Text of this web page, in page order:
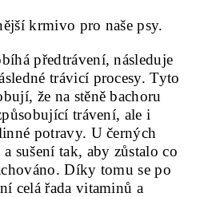
krmivo pro naše psy.
předtrávení, následuje
trávicí procesy. Tyto
že na stěně bachoru
trávení, ale i
potravy. U černých
sušení tak, aby zůstalo co
Díky tomu se po
celá řada vitaminů a